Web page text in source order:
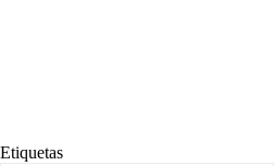
Etiquetas